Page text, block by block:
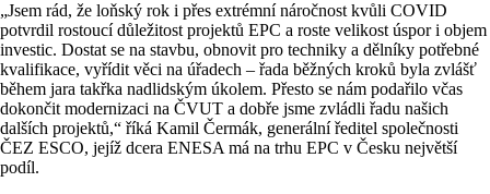
„Jsem rád, že loňský rok i přes extrémní náročnost kvůli COVID
potvrdil rostoucí důležitost projektů EPC a roste velikost úspor i objem
investic. Dostat se na stavbu, obnovit pro techniky a dělníky potřebné
kvalifikace, vyřídit věci na úřadech – řada běžných kroků byla zvlášť
během jara takřka nadlidským úkolem. Přesto se nám podařilo včas
dokončit modernizaci na ČVUT a dobře jsme zvládli řadu našich
dalších projektů,“ říká Kamil Čermák, generální ředitel společnosti
ČEZ ESCO, jejíž dcera ENESA má na trhu EPC v Česku největší
podíl.